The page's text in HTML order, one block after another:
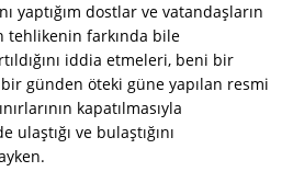
yaptığım dostlar ve vatandaşların
tehlikenin farkında bile
iddia etmeleri, beni bir
günden öteki güne yapılan resmi
kapatılmasıyla
ulaştığı ve bulaştığını